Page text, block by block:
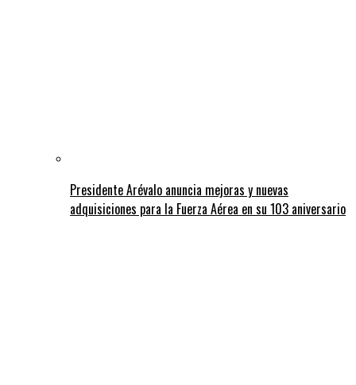
Presidente Arévalo anuncia mejoras y nuevas
adquisiciones para la Fuerza Aérea en su 103 aniversario